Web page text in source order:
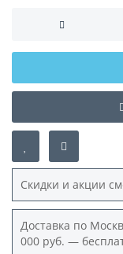
Скидки и акции
Доставка по
000 руб. —